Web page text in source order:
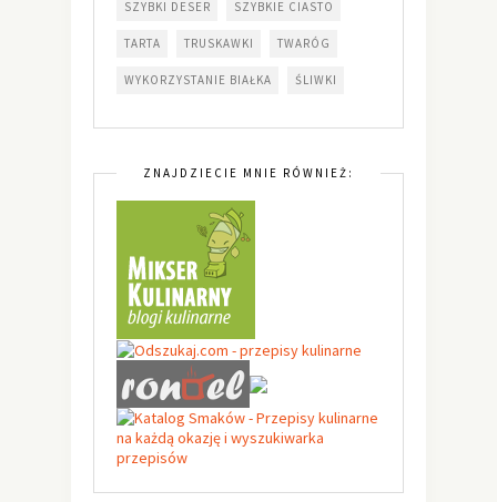
SZYBKI DESER SZYBKIE CIASTO
TARTA TRUSKAWKI TWARÓG
WYKORZYSTANIE BIAŁKA ŚLIWKI
ZNAJDZIECIE MNIE RÓWNIEŻ: